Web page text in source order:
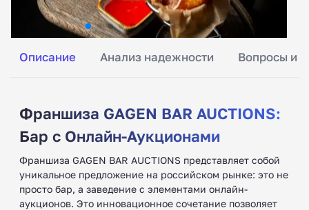
Описание Анализ надежности Вопросы и
Франшиза GAGEN BAR AUCTIONS:
Бар с Онлайн-Аукционами
Франшиза GAGEN BAR AUCTIONS представляет собой
уникальное предложение на российском рынке: это не
просто бар, а заведение с элементами онлайн-
аукционов. Это инновационное сочетание позволяет